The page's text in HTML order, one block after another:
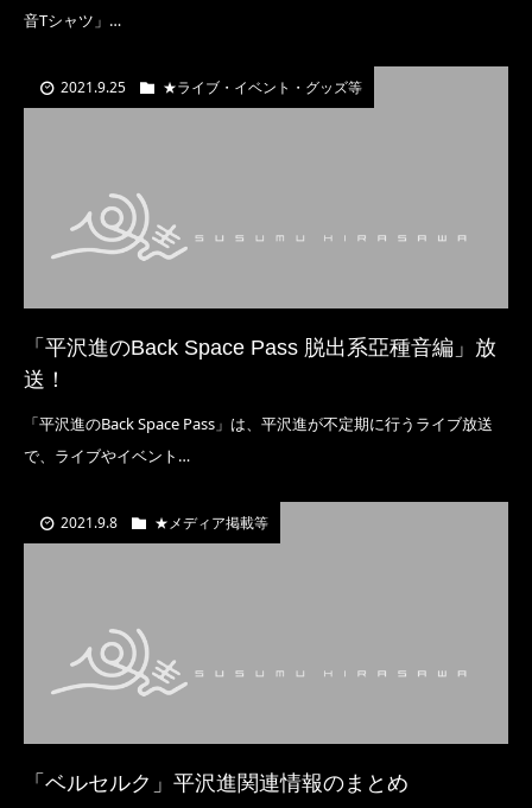
音Tシャツ」…
2021.9.25 ★ライブ・イベント・グッズ等
「平沢進のBack Space Pass 脱出系亞種音編」放
送！
「平沢進のBack Space Pass」は、平沢進が不定期に行うライブ放送
で、ライブやイベント…
2021.9.8 ★メディア掲載等
「ベルセルク」平沢進関連情報のまとめ